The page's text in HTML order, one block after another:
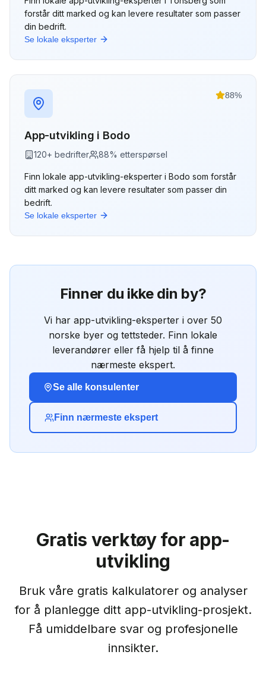
forstår ditt marked og kan levere resultater som passer
din bedrift.
Se lokale eksperter
88%
App-utvikling i Bodo
120+ bedrifter 88% etterspørsel
Finn lokale app-utvikling-eksperter i Bodo som forstår
ditt marked og kan levere resultater som passer din
bedrift.
Se lokale eksperter
Finner du ikke din by?
Vi har app-utvikling-eksperter i over 50
norske byer og tettsteder. Finn lokale
leverandører eller få hjelp til å finne
nærmeste ekspert.
Se alle konsulenter
Finn nærmeste ekspert
Gratis verktøy for app-
utvikling
Bruk våre gratis kalkulatorer og analyser
for å planlegge ditt app-utvikling-prosjekt.
Få umiddelbare svar og profesjonelle
innsikter.